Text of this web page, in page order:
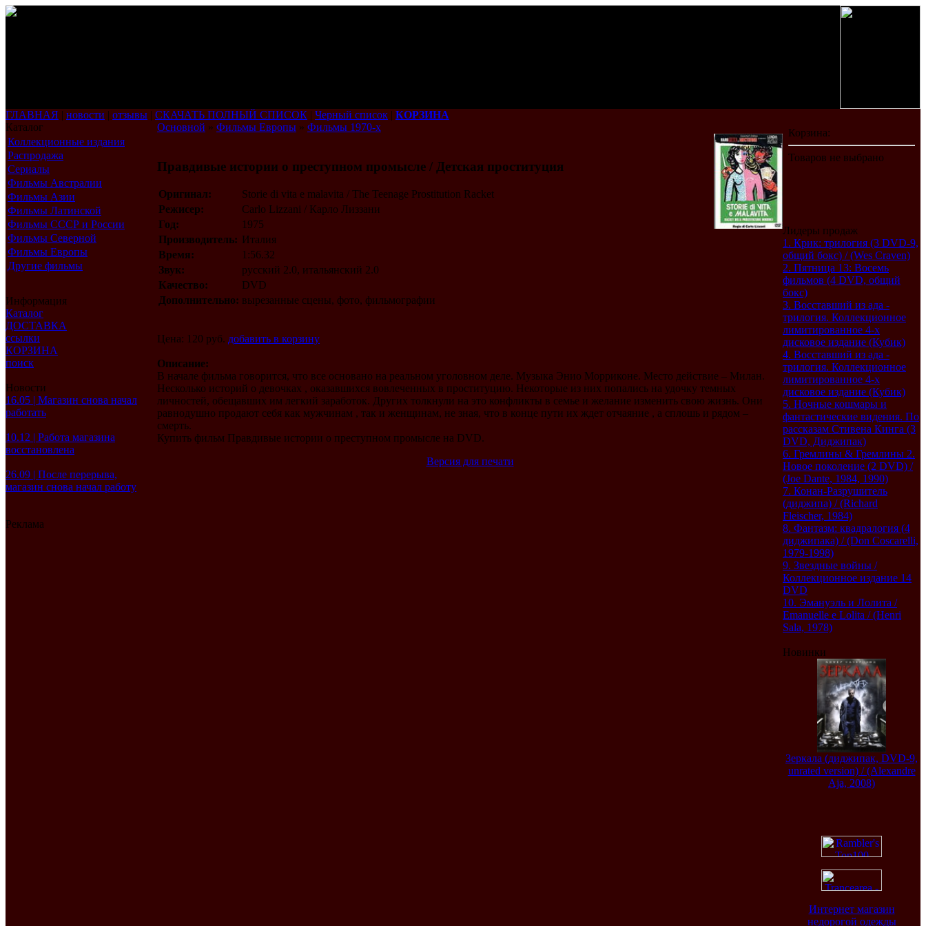
ГЛАВНАЯ | новости | отзывы | СКАЧАТЬ ПОЛНЫЙ СПИСОК | Черный список | КОРЗИНА
Каталог
Коллекционные издания
Распродажа
Сериалы
Фильмы Австралии
Фильмы Азии
Фильмы Латинской
Америки
Фильмы СССР и России
Фильмы Северной
Америки
Фильмы Европы
Другие фильмы
Информация
Каталог
ДОСТАВКА
ссылки
КОРЗИНА
поиск
Новости
16.05 | Магазин снова начал
работать
10.12 | Работа магазина
восстановлена
26.09 | После перерыва,
магазин снова начал работу
Реклама
Основной » Фильмы Европы » Фильмы 1970-х
Правдивые истории о преступном промысле / Детская проституция
Оригинал:
Storie di vita e malavita / The Teenage Prostitution Racket
Режисер:
Carlo Lizzani / Карло Лиззани
Год:
1975
Производитель: Италия
Время:
1:56.32
Звук:
русский 2.0, итальянский 2.0
Качество:
DVD
Дополнительно: вырезанные сцены, фото, фильмографии
Цена: 120 руб. добавить в корзину
Описание:
В начале фильма говорится, что все основано на реальном уголовном деле. Музыка Энио Морриконе. Место действие – Милан.
Несколько историй о девочках , оказавшихся вовлеченных в проституцию. Некоторые из них попались на удочку темных
личностей, обещавших им легкий заработок. Других толкнули на это конфликты в семье и желание изменить свою жизнь. Они
равнодушно продают себя как мужчинам , так и женщинам, не зная, что в конце пути их ждет отчаяние , а сплошь и рядом –
смерть.
Купить фильм Правдивые истории о преступном промысле на DVD.
Версия для печати
Лидеры продаж
1. Крик: трилогия (3 DVD-9,
общий бокс) / (Wes Craven)
2. Пятница 13: Восемь
фильмов (4 DVD, общий
бокс)
3. Восставший из ада -
трилогия. Коллекционное
лимитированное 4-х
дисковое издание (Кубик)
4. Восставший из ада -
трилогия. Коллекционное
лимитированное 4-х
дисковое издание (Кубик)
5. Ночные кошмары и
фантастические видения. По
рассказам Стивена Кинга (3
DVD, Диджипак)
6. Гремлины & Гремлины 2.
Новое поколение (2 DVD) /
(Joe Dante, 1984, 1990)
7. Конан-Разрушитель
(диджипа) / (Richard
Fleischer, 1984)
8. Фантазм: квадралогия (4
диджипака) / (Don Coscarelli,
1979-1998)
9. Звездные войны /
Коллекционное издание 14
DVD
10. Эмануэль и Лолита /
Emanuelle e Lolita / (Henri
Sala, 1978)
Новинки
Зеркала (диджипак, DVD-9,
unrated version) / (Alexandre
Aja, 2008)
Интернет магазин
недорогой одежды